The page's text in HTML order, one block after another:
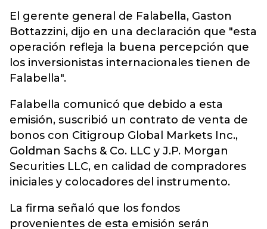
El gerente general de Falabella, Gaston
Bottazzini, dijo en una declaración que "esta
operación refleja la buena percepción que
los inversionistas internacionales tienen de
Falabella".
Falabella comunicó que debido a esta
emisión, suscribió un contrato de venta de
bonos con Citigroup Global Markets Inc.,
Goldman Sachs & Co. LLC y J.P. Morgan
Securities LLC, en calidad de compradores
iniciales y colocadores del instrumento.
La firma señaló que los fondos
provenientes de esta emisión serán